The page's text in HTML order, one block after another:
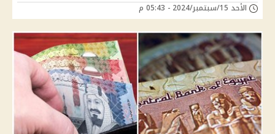
الأحد 15/سبتمبر/2024 - 05:43 م